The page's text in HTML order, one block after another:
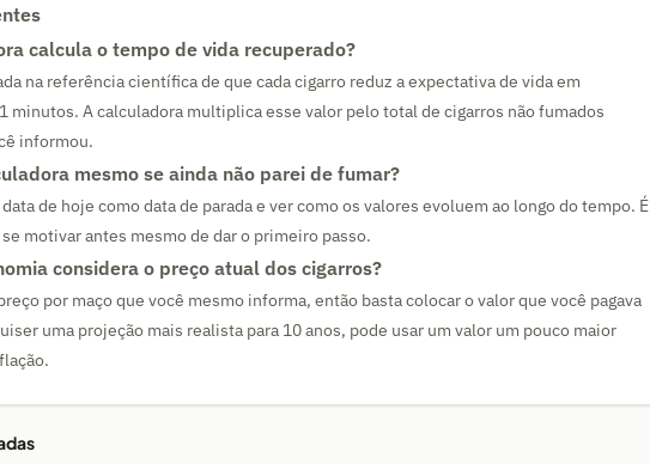
calcula o tempo de vida recuperado?
na referência científica de que cada cigarro reduz a expectativa de vida em
minutos. A calculadora multiplica esse valor pelo total de cigarros não fumados
informou.
mesmo se ainda não parei de fumar?
de hoje como data de parada e ver como os valores evoluem ao longo do tempo. É
motivar antes mesmo de dar o primeiro passo.
considera o preço atual dos cigarros?
por maço que você mesmo informa, então basta colocar o valor que você pagava
uma projeção mais realista para 10 anos, pode usar um valor um pouco maior